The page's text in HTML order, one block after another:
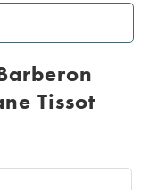
Tissot